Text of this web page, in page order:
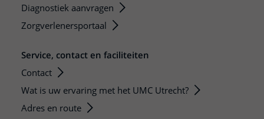
Diagnostiek aanvragen
Zorgverlenersportaal
Service, contact en faciliteiten
Contact
Wat is uw ervaring met het UMC Utrecht?
Adres en route